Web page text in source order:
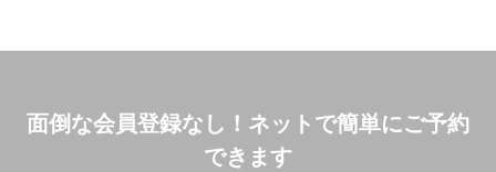
面倒な会員登録なし！ネットで簡単にご予約
できます